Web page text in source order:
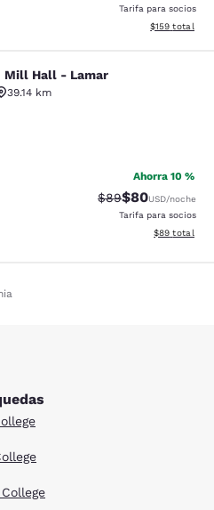
Tarifa para socios
Ver detalles
$159 total
- Lamar
Mill Hall - Lamar
39.14 km
3.32 estrellas. Bueno. 1498 reseñas
Ahorra 10 %
Precio tachado:
$89Precio con
$80USD/noche
Tarifa para socios
Ver detalles
$89 total